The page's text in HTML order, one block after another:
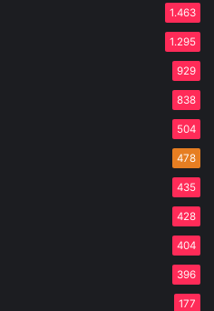
1.463
1.295
929
838
504
478
435
428
404
396
177